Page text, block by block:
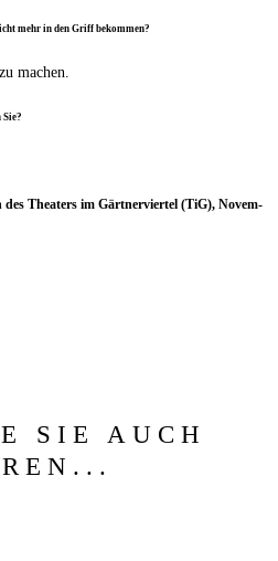
mehr in den Griff bekommen?
machen.
Sie?
Thea­ters im Gärt­ner­vier­tel (TiG), Novem­
SIE AUCH